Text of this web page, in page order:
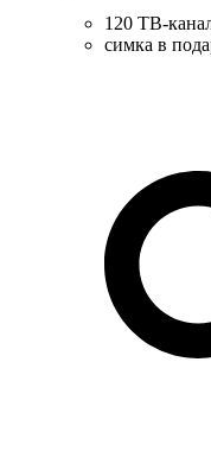
120 ТВ-
симка в